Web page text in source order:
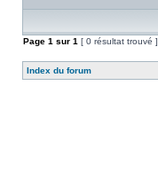
Page 1 sur 1 [ 0 résultat trouvé ]
Index du forum